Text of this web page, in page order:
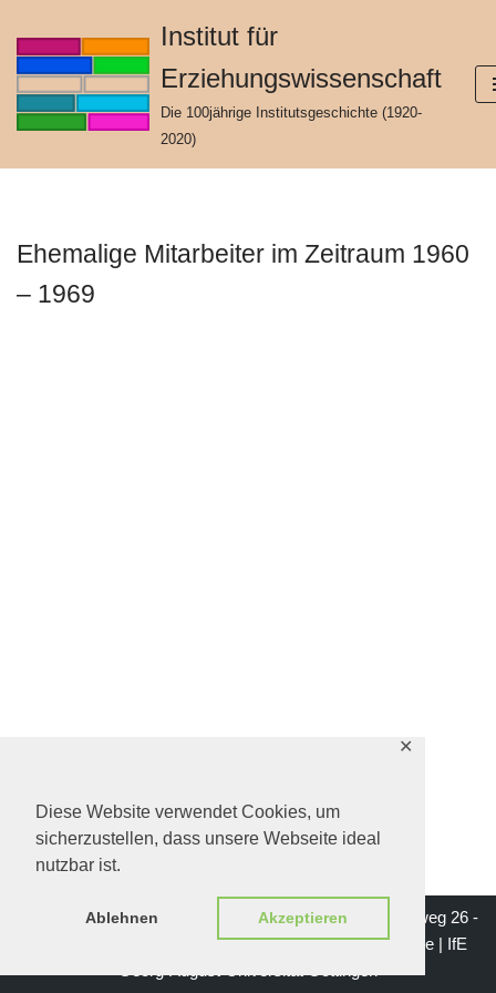
Diese Website verwendet Cookies, um
sicherzustellen, dass unsere Webseite ideal
nutzbar ist.
Ablehnen Akzeptieren
✕
Zum
springen
Institut für
Erziehungswissenschaft
Die 100jährige Institutsgeschichte (1920-
2020)
Ehemalige Mitarbeiter im Zeitraum 1960
– 1969
Impressum | Institut für Erziehungswissenschaft - Waldweg 26 -
37073 Göttingen | Mail: institutsgeschichte-ife@gwdg.de | IfE